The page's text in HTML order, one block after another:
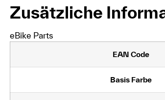
Zusätzliche
eBike Parts
EAN Code
Basis Farbe